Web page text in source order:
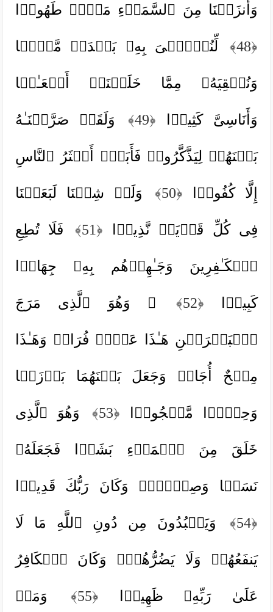
وَأَنزَلۡنَا مِنَ ٱلسَّمَاۤءِ مَاۤءࣰ طَهُورࣰا
﴿48﴾ لِّنُحۡـِۧیَ بِهِۦ بَلۡدَةࣰ مَّیۡتࣰا
وَنُسۡقِیَهُۥ مِمَّا خَلَقۡنَاۤ أَنۡعَـٰمࣰا
وَأَنَاسِیَّ كَثِیرࣰا ﴿49﴾ وَلَقَدۡ صَرَّفۡنَـٰهُ
بَیۡنَهُمۡ لِیَذَّكَّرُوا۟ فَأَبَىٰۤ أَكۡثَرُ ٱلنَّاسِ
إِلَّا كُفُورࣰا ﴿50﴾ وَلَوۡ شِئۡنَا لَبَعَثۡنَا
فِی كُلِّ قَرۡیَةࣲ نَّذِیرࣰا ﴿51﴾ فَلَا تُطِعِ
ٱلۡكَـٰفِرِینَ وَجَـٰهِدۡهُم بِهِۦ جِهَادࣰا
كَبِیرࣰا ﴿52﴾ ۞ وَهُوَ ٱلَّذِی مَرَجَ
ٱلۡبَحۡرَیۡنِ هَـٰذَا عَذۡبࣱ فُرَاتࣱ وَهَـٰذَا
مِلۡحٌ أُجَاجࣱ وَجَعَلَ بَیۡنَهُمَا بَرۡزَخࣰا
وَحِجۡرࣰا مَّحۡجُورࣰا ﴿53﴾ وَهُوَ ٱلَّذِی
خَلَقَ مِنَ ٱلۡمَاۤءِ بَشَرࣰا فَجَعَلَهُۥ
نَسَبࣰا وَصِهۡرࣰاۗ وَكَانَ رَبُّكَ قَدِیرࣰا
﴿54﴾ وَیَعۡبُدُونَ مِن دُونِ ٱللَّهِ مَا لَا
یَنفَعُهُمۡ وَلَا یَضُرُّهُمۡۗ وَكَانَ ٱلۡكَافِرُ
عَلَىٰ رَبِّهِۦ ظَهِیرࣰا ﴿55﴾ وَمَاۤ